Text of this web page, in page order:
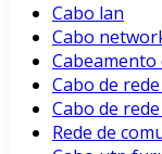
Cabo lan
Cabo
Cabeamento
Cabo de
Cabo de
Rede de